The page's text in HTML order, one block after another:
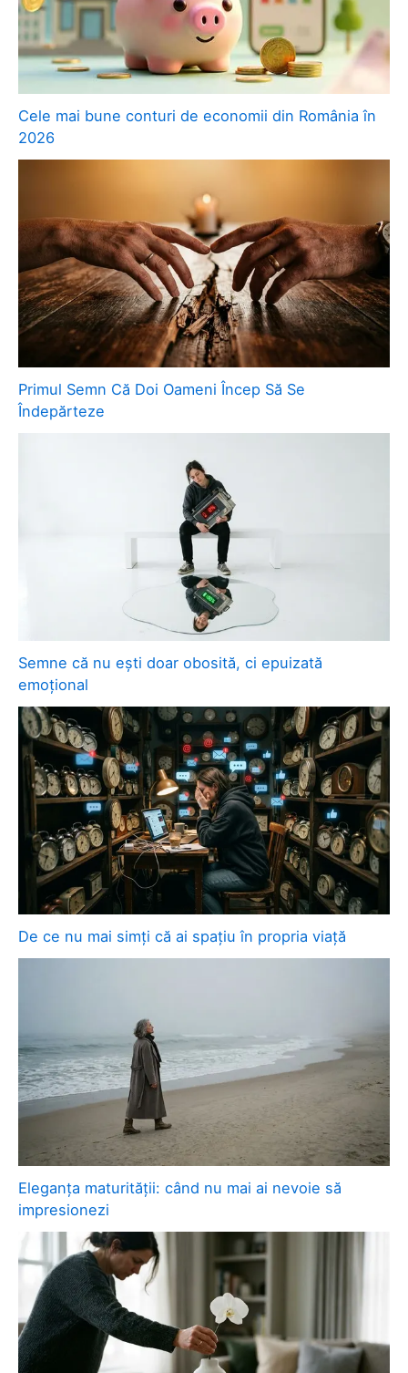
Cele mai bune conturi de economii din România în
2026
Primul Semn Că Doi Oameni Încep Să Se
Îndepărteze
Semne că nu ești doar obosită, ci epuizată
emoțional
De ce nu mai simți că ai spațiu în propria viață
Eleganța maturității: când nu mai ai nevoie să
impresionezi